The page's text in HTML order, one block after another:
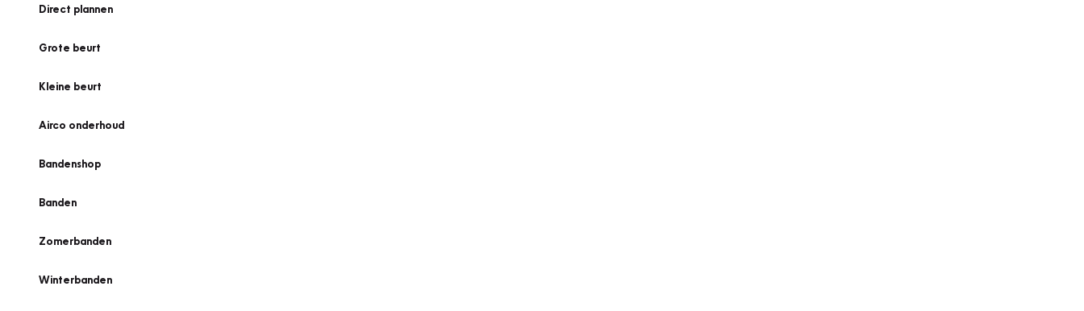
Direct plannen
Grote beurt
Kleine beurt
Airco onderhoud
Bandenshop
Banden
Zomerbanden
Winterbanden